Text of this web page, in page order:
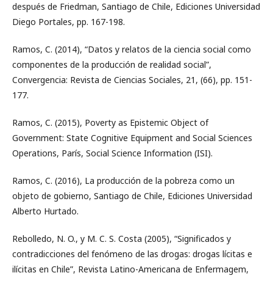
después de Friedman, Santiago de Chile, Ediciones Universidad
Diego Portales, pp. 167-198.
Ramos, C. (2014), “Datos y relatos de la ciencia social como
componentes de la producción de realidad social”,
Convergencia: Revista de Ciencias Sociales, 21, (66), pp. 151-
177.
Ramos, C. (2015), Poverty as Epistemic Object of
Government: State Cognitive Equipment and Social Sciences
Operations, París, Social Science Information (ISI).
Ramos, C. (2016), La producción de la pobreza como un
objeto de gobierno, Santiago de Chile, Ediciones Universidad
Alberto Hurtado.
Rebolledo, N. O., y M. C. S. Costa (2005), “Significados y
contradicciones del fenómeno de las drogas: drogas lícitas e
ilícitas en Chile”, Revista Latino-Americana de Enfermagem,